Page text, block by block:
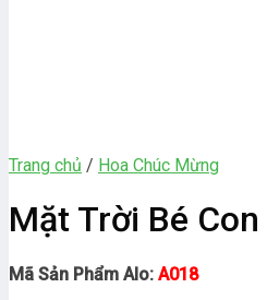
Trang chủ / Hoa Chúc Mừng
Mặt Trời Bé Con
Mã Sản Phẩm Alo: A018